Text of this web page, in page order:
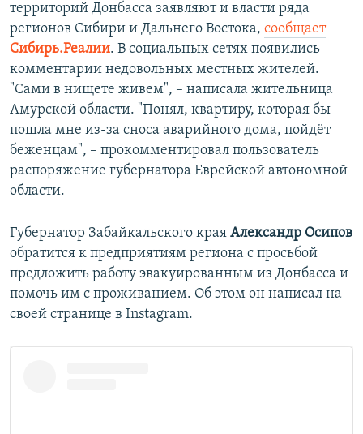
территорий Донбасса заявляют и власти ряда
регионов Сибири и Дальнего Востока, сообщает
Сибирь.Реалии. В социальных сетях появились
комментарии недовольных местных жителей.
"Сами в нищете живем", – написала жительница
Амурской области. "Понял, квартиру, которая бы
пошла мне из-за сноса аварийного дома, пойдёт
беженцам", – прокомментировал пользователь
распоряжение губернатора Еврейской автономной
области.
Губернатор Забайкальского края Александр Осипов
обратится к предприятиям региона с просьбой
предложить работу эвакуированным из Донбасса и
помочь им с проживанием. Об этом он написал на
своей странице в Instagram.